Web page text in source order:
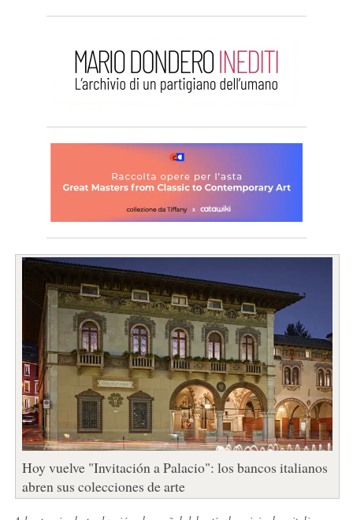
Hoy vuelve "Invitación a Palacio": los bancos italianos
abren sus colecciones de arte